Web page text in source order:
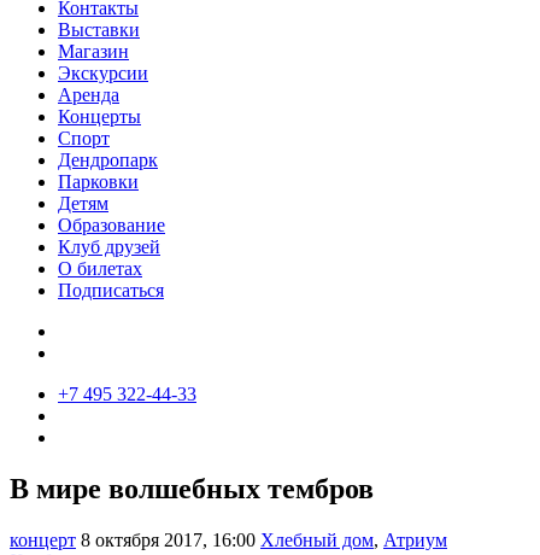
Контакты
Выставки
Магазин
Экскурсии
Аренда
Концерты
Спорт
Дендропарк
Парковки
Детям
Образование
Клуб друзей
О билетах
Подписаться
+7 495 322-44-33
В мире волшебных тембров
концерт 8 октября 2017, 16:00 Хлебный дом, Атриум